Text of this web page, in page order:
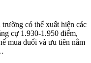
có thể xuất hiện các
cự 1.930-1.950 điểm,
mua đuổi và ưu tiên nắm